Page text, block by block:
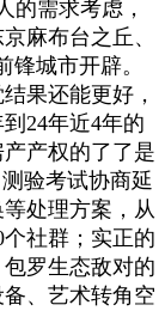
的需求考虑，
麻布台之丘、
锋城市开辟。
果还能更好，
24年近4年的
产权的了了是
验考试协商延
处理方案，从
社群；实正的
罗生态敌对的
、艺术转角空